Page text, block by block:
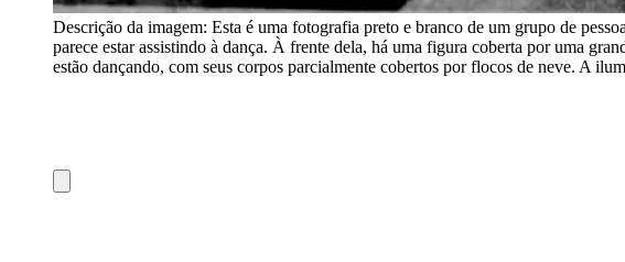
Descrição da imagem: Esta é uma fotografia preto e branco de um grupo de
parece estar assistindo à dança. À frente dela, há uma figura coberta por uma
estão dançando, com seus corpos parcialmente cobertos por flocos de neve. A